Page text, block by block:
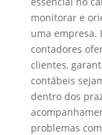
monitorar e
uma empresa.
contadores
clientes,
contábeis
dentro dos
problemas